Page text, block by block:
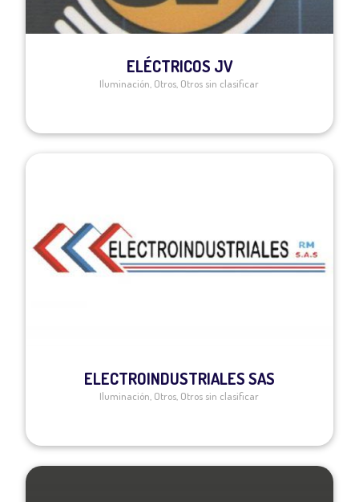
ELÉCTRICOS JV
Iluminación Otros Otros sin clasificar
ELECTROINDUSTRIALES SAS
Iluminación Otros Otros sin clasificar